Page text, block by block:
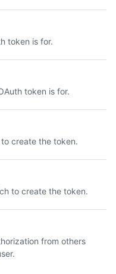
token is for.
token is for.
create the token.
to create the token.
from others